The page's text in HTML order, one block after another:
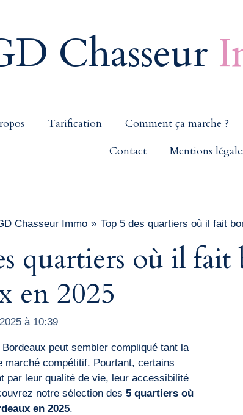
Chasseur
Tarification Comment ça marche ?
Contact
Mentions
Chasseur Immo » Top 5 des quartiers où il fait
quartiers où il fait
en 2025
à 10:39
peut sembler compliqué tant la
marché compétitif. Pourtant, certains
par leur qualité de vie, leur accessibilité
notre sélection des 5 quartiers où
en 2025.